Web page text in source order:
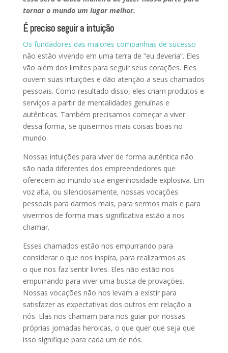
tornar o mundo um lugar melhor.
É preciso seguir a intuição
Os fundadores das maiores companhias de sucesso
não estão vivendo em uma terra de “eu deveria”. Eles
vão além dos limites para seguir seus corações. Eles
ouvem suas intuições e dão atenção a seus chamados
pessoais. Como resultado disso, eles criam produtos e
serviços a partir de mentalidades genuínas e
autênticas. Também precisamos começar a viver
dessa forma, se quisermos mais coisas boas no
mundo.
Nossas intuições para viver de forma autêntica não
são nada diferentes dos empreendedores que
oferecem ao mundo sua engenhosidade explosiva. Em
voz alta, ou silenciosamente, nossas vocações
pessoais para darmos mais, para sermos mais e para
vivermos de forma mais significativa estão a nos
chamar.
Esses chamados estão nos empurrando para
considerar o que nos inspira, para realizarmos as
o que nos faz sentir livres. Eles não estão nos
empurrando para viver uma busca de provações.
Nossas vocações não nos levam a existir para
satisfazer as expectativas dos outros em relação a
nós. Elas nos chamam para nos guiar por nossas
próprias jornadas heroicas, o que quer que seja que
isso signifique para cada um de nós.